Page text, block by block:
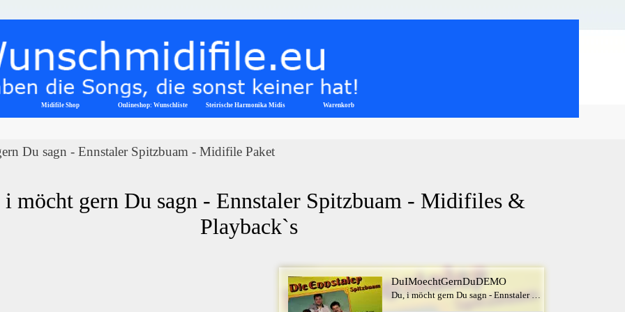
Menü überspringen
Midifile Shop ▼
Onlineshop: Wunschliste Steirische Harmonika Midis ▼
Warenkorb
Du sagn - Ennstaler Spitzbuam - Midifile Paket
i möcht gern Du sagn - Ennstaler Spitzbuam - Midifiles &
Playback`s
DuIMoechtGernDuDEMO
Du, i möcht gern Du sagn - Ennstaler Spitzbuam